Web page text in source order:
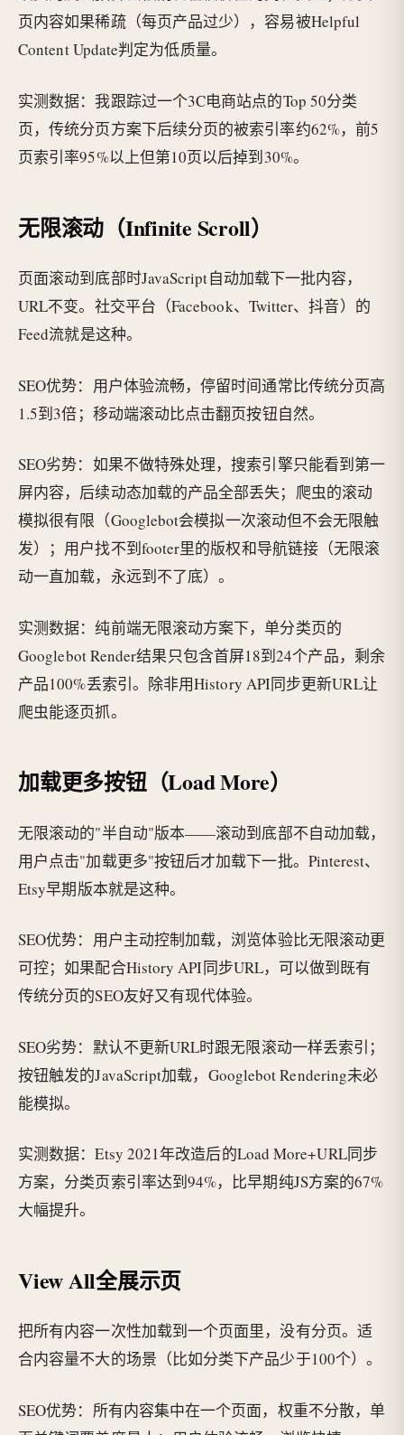
页内容如果稀疏（每页产品过少），容易被Helpful
Content Update判定为低质量。
实测数据：我跟踪过一个3C电商站点的Top 50分类
页，传统分页方案下后续分页的被索引率约62%，前5
页索引率95%以上但第10页以后掉到30%。
无限滚动（Infinite Scroll）
页面滚动到底部时JavaScript自动加载下一批内容，
URL不变。社交平台（Facebook、Twitter、抖音）的
Feed流就是这种。
SEO优势：用户体验流畅，停留时间通常比传统分页高
1.5到3倍；移动端滚动比点击翻页按钮自然。
SEO劣势：如果不做特殊处理，搜索引擎只能看到第一
屏内容，后续动态加载的产品全部丢失；爬虫的滚动
模拟很有限（Googlebot会模拟一次滚动但不会无限触
发）；用户找不到footer里的版权和导航链接（无限滚
动一直加载，永远到不了底）。
实测数据：纯前端无限滚动方案下，单分类页的
Googlebot Render结果只包含首屏18到24个产品，剩余
产品100%丢索引。除非用History API同步更新URL让
爬虫能逐页抓。
加载更多按钮（Load More）
无限滚动的"半自动"版本——滚动到底部不自动加载，
用户点击"加载更多"按钮后才加载下一批。Pinterest、
Etsy早期版本就是这种。
SEO优势：用户主动控制加载，浏览体验比无限滚动更
可控；如果配合History API同步URL，可以做到既有
传统分页的SEO友好又有现代体验。
SEO劣势：默认不更新URL时跟无限滚动一样丢索引；
按钮触发的JavaScript加载，Googlebot Rendering未必
能模拟。
实测数据：Etsy 2021年改造后的Load More+URL同步
方案，分类页索引率达到94%，比早期纯JS方案的67%
大幅提升。
View All全展示页
把所有内容一次性加载到一个页面里，没有分页。适
合内容量不大的场景（比如分类下产品少于100个）。
SEO优势：所有内容集中在一个页面，权重不分散，单